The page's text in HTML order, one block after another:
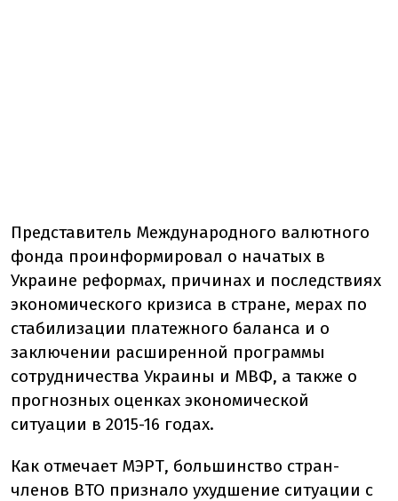
Представитель Международного валютного
фонда проинформировал о начатых в
Украине реформах, причинах и последствиях
экономического кризиса в стране, мерах по
стабилизации платежного баланса и о
заключении расширенной программы
сотрудничества Украины и МВФ, а также о
прогнозных оценках экономической
ситуации в 2015-16 годах.
Как отмечает МЭРТ, большинство стран-
членов ВТО признало ухудшение ситуации с